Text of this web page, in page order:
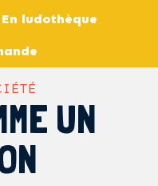
En ludothèque
UN